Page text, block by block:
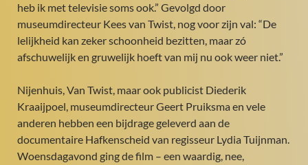
heb ik met televisie soms ook.” Gevolgd door
museumdirecteur Kees van Twist, nog voor zijn val: “De
lelijkheid kan zeker schoonheid bezitten, maar zó
afschuwelijk en gruwelijk hoeft van mij nu ook weer niet.”
Nijenhuis, Van Twist, maar ook publicist Diederik
Kraaijpoel, museumdirecteur Geert Pruiksma en vele
anderen hebben een bijdrage geleverd aan de
documentaire Hafkenscheid van regisseur Lydia Tuijnman.
Woensdagavond ging de film – een waardig, nee,